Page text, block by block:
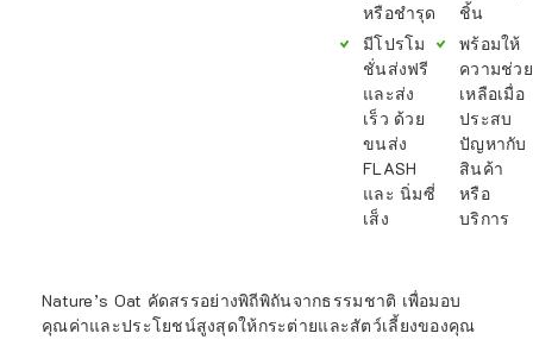
หรือชำรุด
มีโปรโม
ชั่นส่งฟรี
และส่ง
เร็ว ด้วย
ขนส่ง
FLASH
และ นิ่มซี่
เส็ง
ชิ้น
พร้อมให้
ความช่วย
เหลือเมื่อ
ประสบ
ปัญหากับ
สินค้า
หรือ
บริการ
Nature’s Oat คัดสรรอย่างพิถีพิถันจากธรรมชาติ เพื่อมอบ
คุณค่าและประโยชน์สูงสุดให้กระต่ายและสัตว์เลี้ยงของคุณ